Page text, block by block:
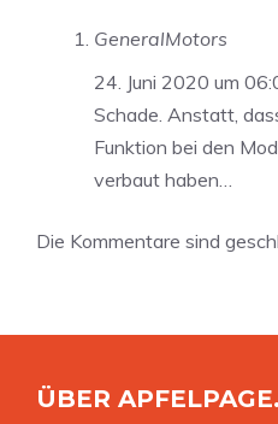
GeneralMotors
24. Juni 2020 um
Schade. Anstatt,
Funktion bei den
verbaut haben…
Die Kommentare sind
ÜBER